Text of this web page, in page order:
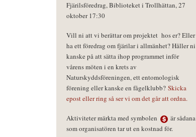
Fjärilsföredrag, Biblioteket i Trollhättan, 27
oktober 17:30
Vill ni att vi berättar om projektet hos er? Eller
ha ett föredrag om fjärilar i allmänhet? Håller ni
kanske på att sätta ihop programmet inför
vårens möten i en krets av
Naturskyddsföreningen, ett entomologisk
förening eller kanske en fågelklubb? Skicka
epost eller ring så ser vi om det går att ordna.
Aktiviteter märkta med symbolen
är sådana
som organisatören tar ut en kostnad för.